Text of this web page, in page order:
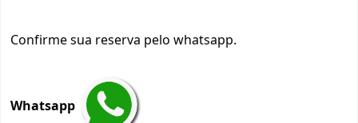
Confirme sua reserva pelo whatsapp.
Whatsapp